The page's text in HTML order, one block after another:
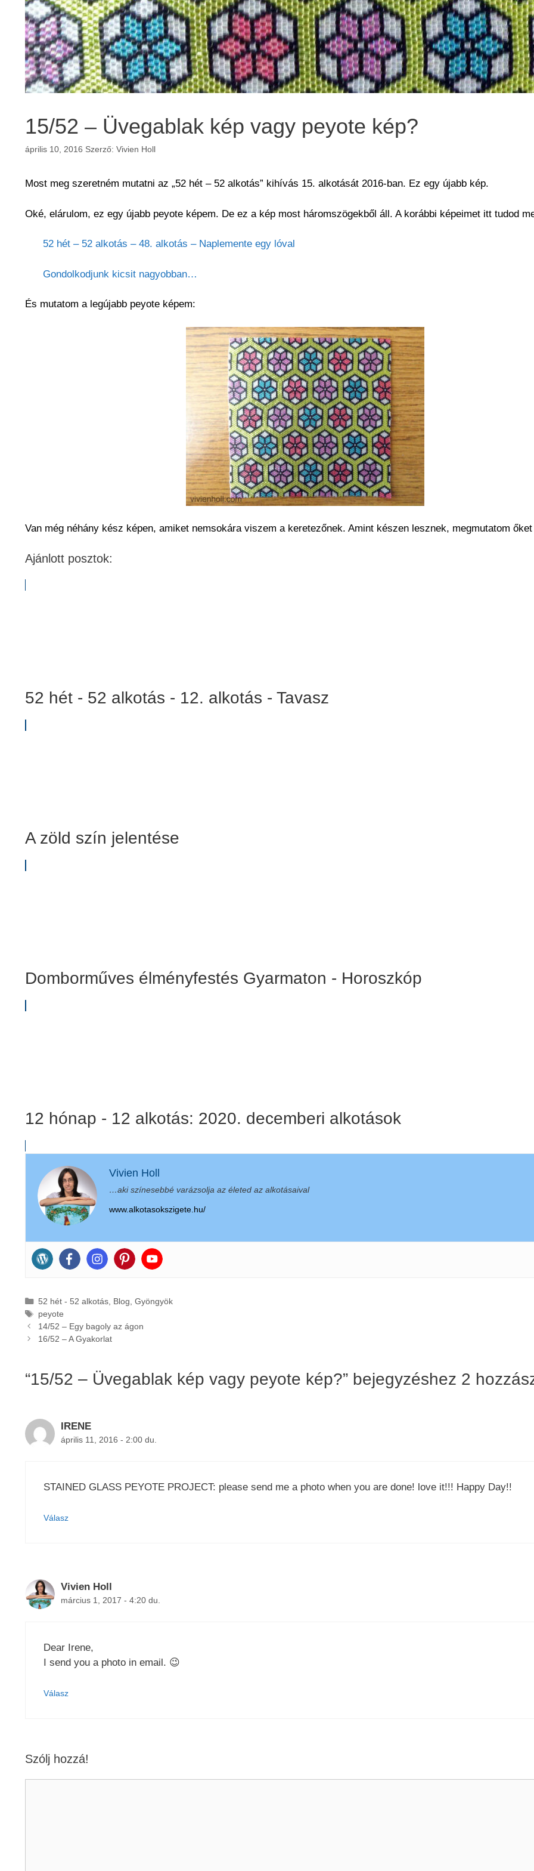
15/52 – Üvegablak kép vagy peyote kép?
április 10, 2016 Szerző: Vivien Holl
Most meg szeretném mutatni az „52 hét – 52 alkotás” kihívás 15. alkotását 2016-ban. Ez egy újabb kép.
Oké, elárulom, ez egy újabb peyote képem. De ez a kép most háromszögekből áll. A korábbi képeimet itt tudod
52 hét – 52 alkotás – 48. alkotás – Naplemente egy lóval
Gondolkodjunk kicsit nagyobban…
És mutatom a legújabb peyote képem:
Van még néhány kész képen, amiket nemsokára viszem a keretezőnek. Amint készen lesznek, megmutatom
Ajánlott posztok:
52 hét - 52 alkotás - 12. alkotás - Tavasz
A zöld szín jelentése
Domborműves élményfestés Gyarmaton - Horoszkóp
12 hónap - 12 alkotás: 2020. decemberi alkotások
Vivien Holl
…aki színesebbé varázsolja az életed az alkotásaival
www.alkotasokszigete.hu/
Kategória
52 hét - 52 alkotás, Blog Gyöngyök
Címkék
peyote
14/52 – Egy bagoly az ágon
16/52 – A Gyakorlat
“15/52 – Üvegablak kép vagy peyote kép?” bejegyzéshez 2
IRENE
április 11, 2016 - 2:00 du.
STAINED GLASS PEYOTE PROJECT: please send me a photo when you are done! love it!!! Happy Day!!
Válasz
Vivien Holl
március 1, 2017 - 4:20 du.
Dear Irene,
I send you a photo in email. 😉
Válasz
Szólj hozzá!